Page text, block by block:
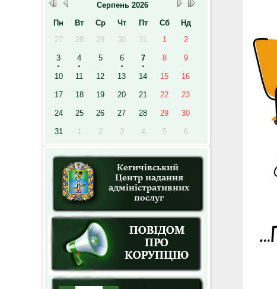
Серпень 2026
Пн
Вт Ср Чт Пт Сб
Нд
27
28 29 30 31 1 2
3 4 5 6 7 8 9
10 11 12 13 14 15 16
17 18 19 20 21 22 23
24 25 26 27 28 29 30
31 1 2 3 4 5 6